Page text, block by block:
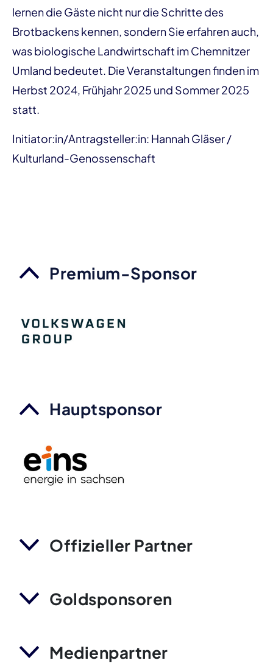
lernen die Gäste nicht nur die Schritte des
Brotbackens kennen, sondern Sie erfahren auch,
was biologische Landwirtschaft im Chemnitzer
Umland bedeutet. Die Veranstaltungen finden im
Herbst 2024, Frühjahr 2025 und Sommer 2025
statt.
Initiator:in/Antragsteller:in: Hannah Gläser /
Kulturland-Genossenschaft
Premium-Sponsor
Hauptsponsor
Offizieller Partner
Goldsponsoren
Medienpartner